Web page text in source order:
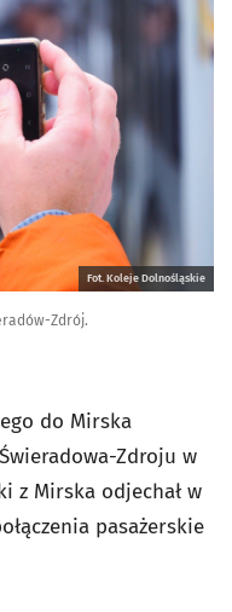
Fot. Koleje Dolnośląskie
Zdrój.
do Mirska
Zdroju w
z Mirska odjechał w
pasażerskie